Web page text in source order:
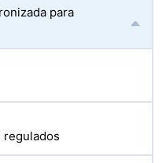
para
regulados